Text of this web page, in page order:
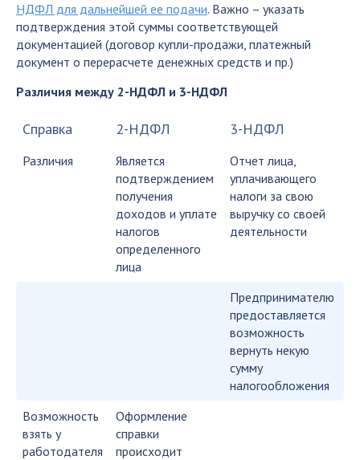
НДФЛ для дальнейшей ее подачи. Важно – указать
подтверждения этой суммы соответствующей
документацией (договор купли-продажи, платежный
документ о перерасчете денежных средств и пр.)
Различия между 2-НДФЛ и 3-НДФЛ
Справка 2-НДФЛ 3-НДФЛ
Различия
Является
подтверждением
получения
доходов и уплате
налогов
определенного
лица
Отчет лица,
уплачивающего
налоги за свою
выручку со своей
деятельности
Предпринимателю
предоставляется
возможность
вернуть некую
сумму
налогообложения
Возможность
взять у
работодателя
Оформление
справки
происходит